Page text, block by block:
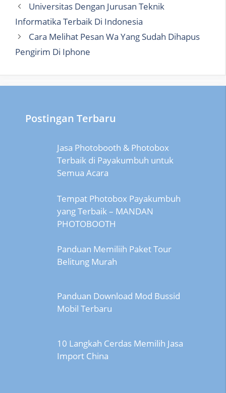
Universitas Dengan Jurusan Teknik
Informatika Terbaik Di Indonesia
Cara Melihat Pesan Wa Yang Sudah Dihapus
Pengirim Di Iphone
Postingan Terbaru
Jasa Photobooth & Photobox
Terbaik di Payakumbuh untuk
Semua Acara
Tempat Photobox Payakumbuh
yang Terbaik – MANDAN
PHOTOBOOTH
Panduan Memiliih Paket Tour
Belitung Murah
Panduan Download Mod Bussid
Mobil Terbaru
10 Langkah Cerdas Memilih Jasa
Import China